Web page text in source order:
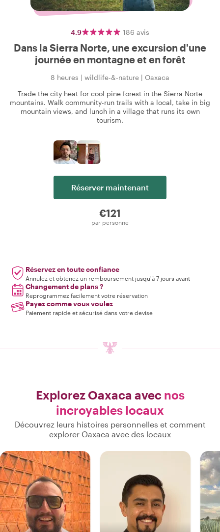
4.9 186 avis
Dans la Sierra Norte, une excursion d'une
journée en montagne et en forêt
8 heures | wildlife-&-nature | Oaxaca
Trade the city heat for cool pine forest in the Sierra Norte
mountains. Walk community-run trails with a local, take in big
mountain views, and lunch in a village that runs its own
tourism.
Réserver maintenant
€121
par personne
Réservez en toute confiance
Annulez et obtenez un remboursement jusqu'à 7 jours avant
Changement de plans ?
Reprogrammez facilement votre réservation
Payez comme vous voulez
Paiement rapide et sécurisé dans votre devise
Explorez Oaxaca avec nos
incroyables locaux
Découvrez leurs histoires personnelles et comment
explorer Oaxaca avec des locaux